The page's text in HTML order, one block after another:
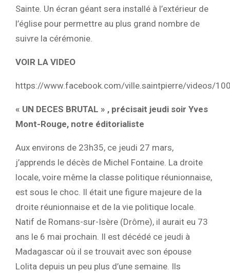
Sainte. Un écran géant sera installé à l’extérieur de
l’église pour permettre au plus grand nombre de
suivre la cérémonie.
VOIR LA VIDEO
https://www.facebook.com/ville.saintpierre/videos/
« UN DECES BRUTAL » , précisait jeudi soir Yves
Mont-Rouge, notre éditorialiste
Aux environs de 23h35, ce jeudi 27 mars,
j’apprends le décès de Michel Fontaine. La droite
locale, voire même la classe politique réunionnaise,
est sous le choc. Il était une figure majeure de la
droite réunionnaise et de la vie politique locale.
Natif de Romans-sur-Isère (Drôme), il aurait eu 73
ans le 6 mai prochain. Il est décédé ce jeudi à
Madagascar où il se trouvait avec son épouse
Lolita depuis un peu plus d’une semaine. Ils